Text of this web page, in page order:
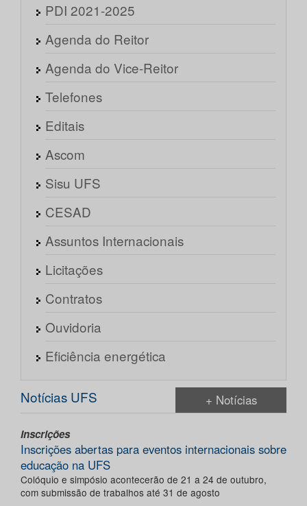
PDI 2021-2025
Agenda do Reitor
Agenda do Vice-Reitor
Telefones
Editais
Ascom
Sisu UFS
CESAD
Assuntos Internacionais
Licitações
Contratos
Ouvidoria
Eficiência energética
Notícias UFS + Notícias
Inscrições
Inscrições abertas para eventos internacionais sobre
educação na UFS
Colóquio e simpósio acontecerão de 21 a 24 de outubro,
com submissão de trabalhos até 31 de agosto